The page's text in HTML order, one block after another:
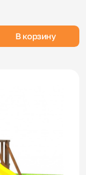
В корзину